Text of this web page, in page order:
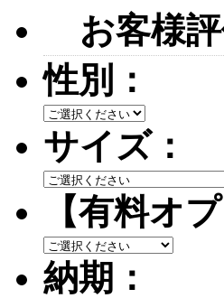
お客様評
性別：
サイズ：
【有料オ
納期：